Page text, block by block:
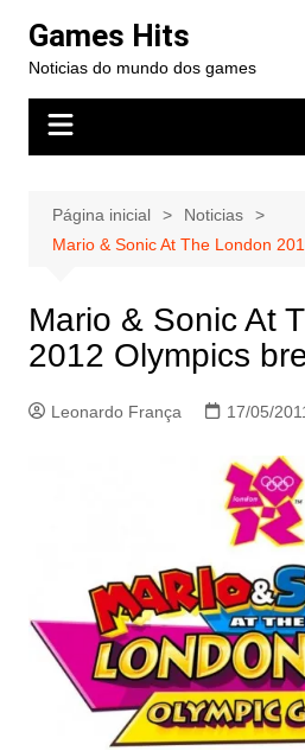
para
conteúdo
Games Hits
Noticias do mundo dos games
Página inicial
Noticias
Mario & Sonic At The London
Mario & Sonic At
2012 Olympics
Leonardo França 17/05/